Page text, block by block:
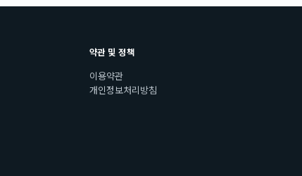
약관 및 정책
이용약관
개인정보처리방침